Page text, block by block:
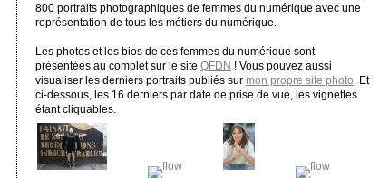
800 portraits photographiques de femmes du numérique avec une
représentation de tous les métiers du numérique.
Les photos et les bios de ces femmes du numérique sont
présentées au complet sur le site QFDN ! Vous pouvez aussi
visualiser les derniers portraits publiés sur mon propre site photo . Et
ci-dessous, les 16 derniers par date de prise de vue, les vignettes
étant cliquables.